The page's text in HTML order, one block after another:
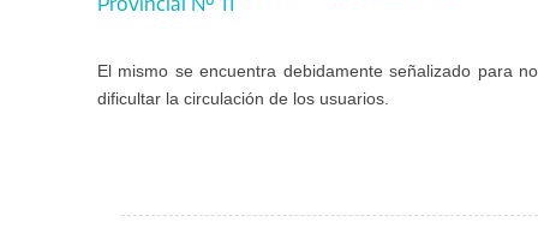
El mismo se encuentra debidamente señalizado para no
dificultar la circulación de los usuarios.